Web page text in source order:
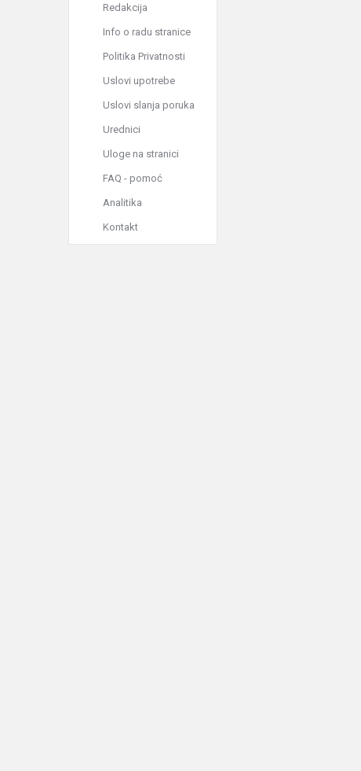
Redakcija
Info o radu stranice
Politika Privatnosti
Uslovi upotrebe
Uslovi slanja poruka
Urednici
Uloge na stranici
FAQ - pomoć
Analitika
Kontakt